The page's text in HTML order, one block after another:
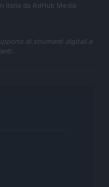
Italia da AdHub Media
di strumenti digitali e